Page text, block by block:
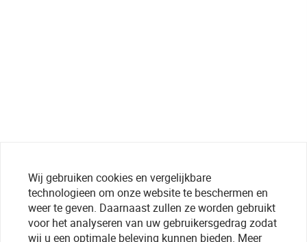
Wij gebruiken cookies en vergelijkbare
technologieen om onze website te beschermen en
weer te geven. Daarnaast zullen ze worden gebruikt
voor het analyseren van uw gebruikersgedrag zodat
wij u een optimale beleving kunnen bieden. Meer